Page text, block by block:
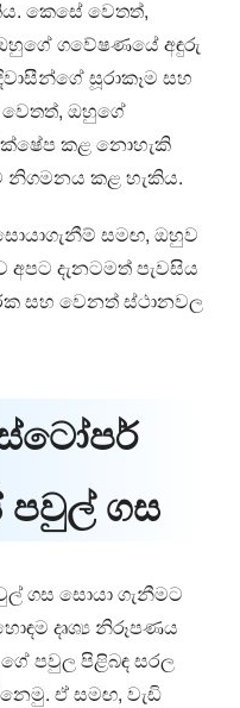
කෙසේ වෙතත්,
ගවේෂණයේ අඳුරු
සූරාකෑම සහ
ඔහුගේ
කළ නොහැකි
නිගමනය කළ හැකිය.
සමඟ, ඔහුව
අපට දැනටමත් පැවසිය
සහ වෙනත් ස්ථානවල
ගස
ගස සොයා ගැනීමට
දෘශ්‍ය නිරූපණය
පවුල පිළිබඳ සරල
ඒ සමඟ, වැඩි